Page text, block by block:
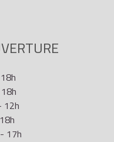
12h
17h